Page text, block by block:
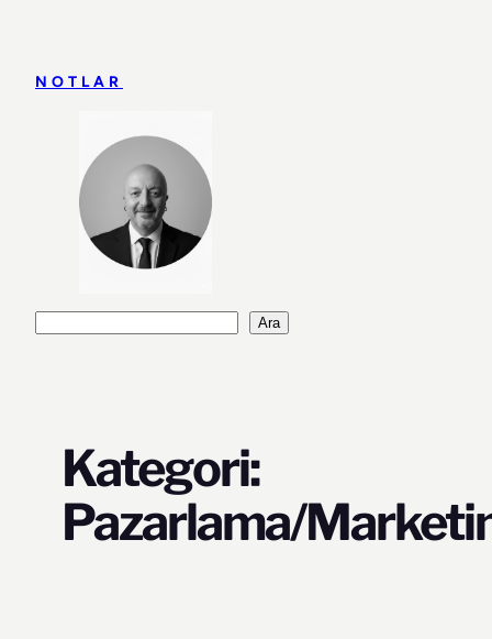
NOTLAR
Ara
Kategori:
Pazarlama/